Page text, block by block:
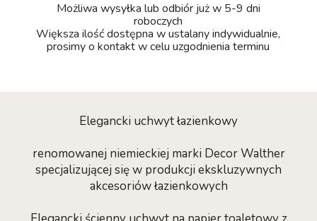
Możliwa wysyłka lub odbiór już w 5-9 dni
roboczych
Większa ilość dostępna w ustalany indywidualnie,
prosimy o kontakt w celu uzgodnienia terminu
Elegancki uchwyt łazienkowy
renomowanej niemieckiej marki Decor Walther
specjalizującej się w produkcji ekskluzywnych
akcesoriów łazienkowych